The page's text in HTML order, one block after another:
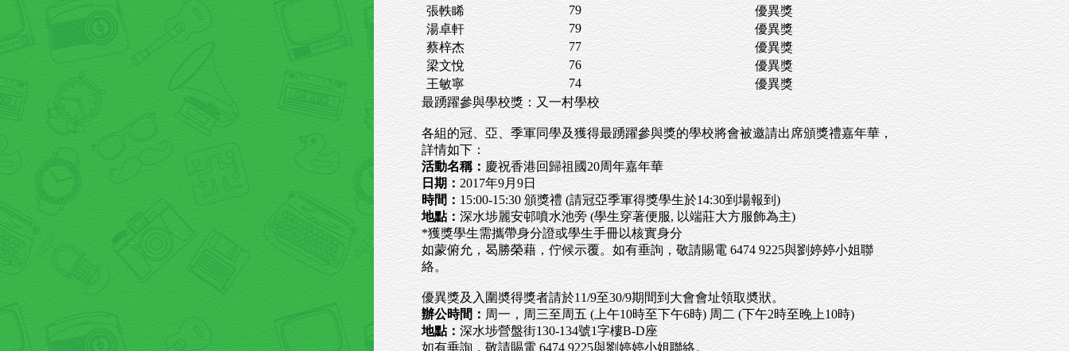
張軼睎
79
優異獎
湯卓軒
79
優異獎
蔡梓杰
77
優異獎
梁文悅
76
優異獎
王敏寧
74
優異獎
最踴躍參與學校獎：又一村學校
各組的冠、亞、季軍同學及獲得最踴躍參與獎的學校將會被邀請出席頒獎禮嘉年華，
詳情如下：
活動名稱： 慶祝香港回歸祖國20周年嘉年華
日期：2017年9月9日
時間： 15:00-15:30 頒獎禮 (請冠亞季軍得獎學生於14:30到場報到)
地點：深水埗麗安邨噴水池旁 (學生穿著便服, 以端莊大方服飾為主)
*獲獎學生需攜帶身分證或學生手冊以核實身分
如蒙俯允，曷勝榮藉，佇候示覆。如有垂詢，敬請賜電 6474 9225與劉婷婷小姐聯
絡。
優異獎及入圍奬得獎者請於11/9至30/9期間到大會會址領取奬狀。
辦公時間： 周一，周三至周五 (上午10時至下午6時) 周二 (下午2時至晚上10時)
地點：深水埗營盤街130-134號1字樓B-D座
如有垂詢，敬請賜電 6474 9225與劉婷婷小姐聯絡。